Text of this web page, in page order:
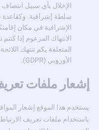
الإخلال بأي سبيل
سلطة إشرافية. وكقاعدة
الإشرافية في مكان
الانتهاك المزعوم إذا
المتعلقة بكم تنتهك
الأوروبي (GDPR).
إشعار ملفات
يستخدم هذا الموقع إشعار
باستخدام ملفات تعريف